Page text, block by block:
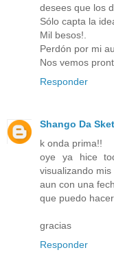
desees que los
Sólo capta la
Mil besos!.
Perdón por mi
Nos vemos
Responder
Shango Da
k onda prima!!
oye ya hice
visualizando mis
aun con una
que puedo
gracias
Responder